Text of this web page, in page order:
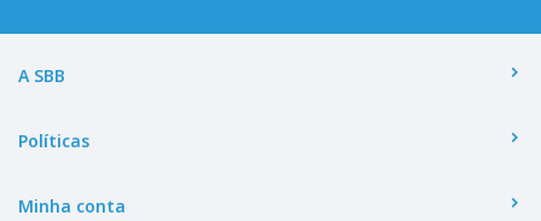
A SBB
Políticas
Minha conta